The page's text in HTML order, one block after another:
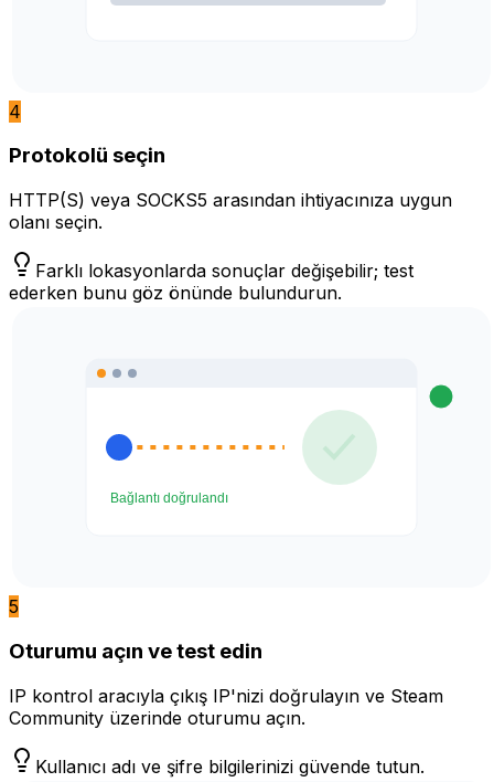
4
Protokolü seçin
HTTP(S) veya SOCKS5 arasından ihtiyacınıza uygun
olanı seçin.
Farklı lokasyonlarda sonuçlar değişebilir; test
ederken bunu göz önünde bulundurun.
5
Oturumu açın ve test edin
IP kontrol aracıyla çıkış IP'nizi doğrulayın ve Steam
Community üzerinde oturumu açın.
Kullanıcı adı ve şifre bilgilerinizi güvende tutun.